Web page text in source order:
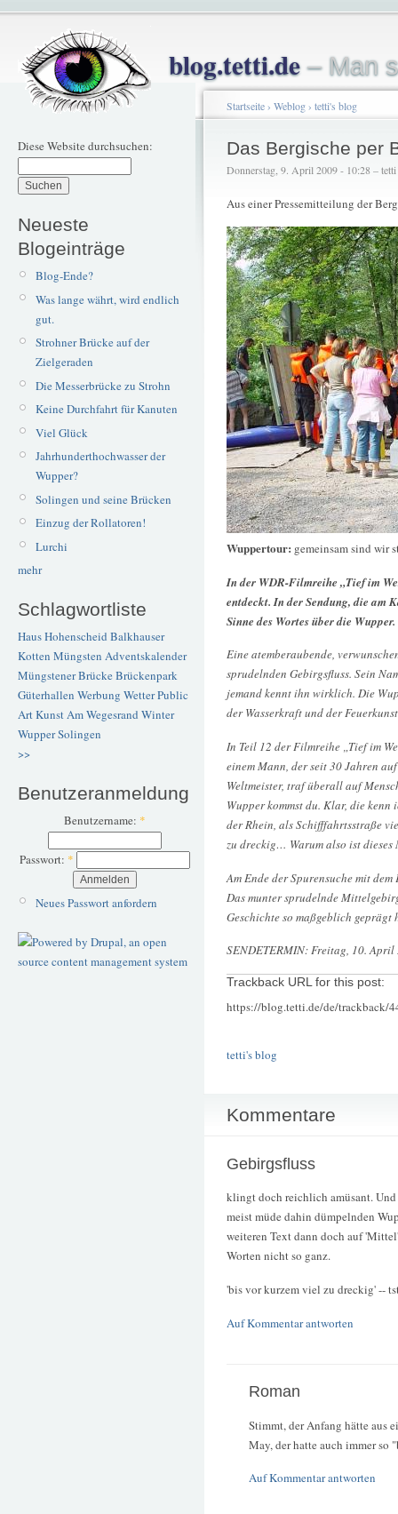
blog.tetti.de– Man
Diese Website durchsuchen:
Neueste
Blogeinträge
Blog-Ende?
Was lange währt, wird endlich
gut.
Strohner Brücke auf der
Zielgeraden
Die Messerbrücke zu Strohn
Keine Durchfahrt für Kanuten
Viel Glück
Jahrhunderthochwasser der
Wupper?
Solingen und seine Brücken
Einzug der Rollatoren!
Lurchi
mehr
Schlagwortliste
Haus Hohenscheid Balkhauser
Kotten Müngsten Adventskalender
Müngstener BrückeBrückenpark
Güterhallen Werbung WetterPublic
ArtKunstAm Wegesrand Winter
WupperSolingen
>>
Benutzeranmeldung
Benutzername: *
Passwort: *
Neues Passwort anfordern
Startseite› Weblog› tetti's blog
Das Bergische per
Donnerstag, 9. April 2009 - 10:28 – tetti
Aus einer Pressemitteilung der
Wuppertour: gemeinsam sind wir
In der WDR-Filmreihe „Tief im
entdeckt. In der Sendung, die am
Sinne des Wortes über die Wupper.
Eine atemberaubende,
sprudelnden Gebirgsfluss. Sein
jemand kennt ihn wirklich. Die
der Wasserkraft und der
In Teil 12 der Filmreihe „Tief im
einem Mann, der seit 30 Jahren
Weltmeister, traf überall auf
Wupper kommst du. Klar, die
der Rhein, als Schifffahrtsstraße
zu dreckig… Warum also ist
Am Ende der Spurensuche mit
Das munter sprudelnde
Geschichte so maßgeblich geprägt
SENDETERMIN: Freitag, 10.
Trackback URL for this post:
https://blog.tetti.de/de/trackback/
tetti's blog
Kommentare
Gebirgsfluss
klingt doch reichlich amüsant.
meist müde dahin dümpelnden
weiteren Text dann doch auf
Worten nicht so ganz.
'bis vor kurzem viel zu dreckig' --
Auf Kommentar antworten
Roman
Stimmt, der Anfang hätte aus
May, der hatte auch immer so
Auf Kommentar antworten